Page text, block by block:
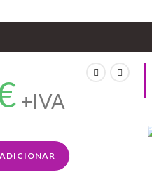
+IVA
ADICIONAR